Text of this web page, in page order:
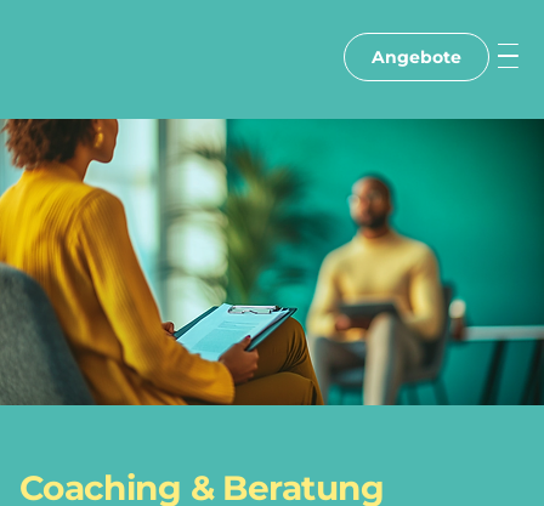
Angebote
Coaching & Beratung